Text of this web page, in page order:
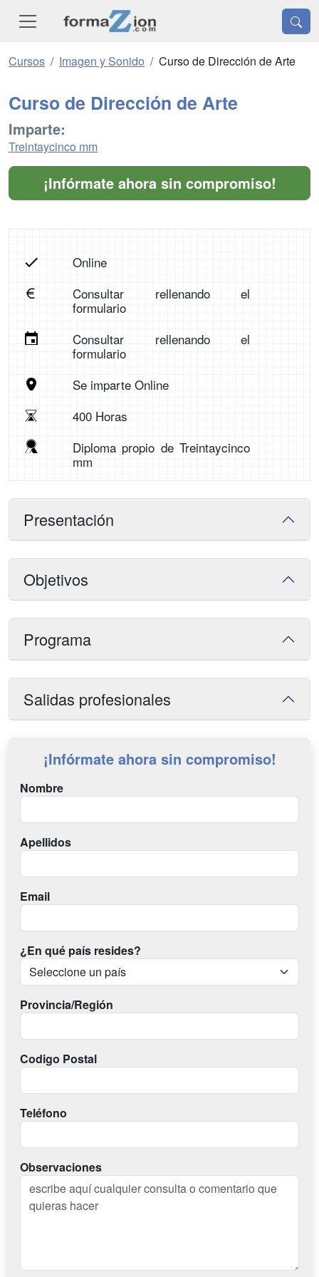
Cursos Imagen y Sonido Curso de Dirección de Arte
Curso de Dirección de Arte
Imparte:
Treintaycinco mm
¡Infórmate ahora sin compromiso!
Online
Consultar rellenando el
formulario
Consultar rellenando el
formulario
Se imparte Online
400 Horas
Diploma propio de Treintaycinco
mm
Presentación
Objetivos
Programa
Salidas profesionales
¡Infórmate ahora sin compromiso!
Nombre
Apellidos
Email
¿En qué país resides?
Provincia/Región
Codigo Postal
Teléfono
Observaciones